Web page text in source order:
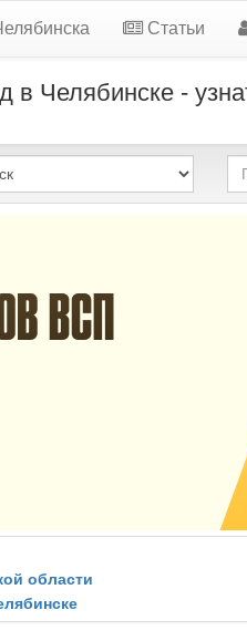
Статьи
Челябинске -
области